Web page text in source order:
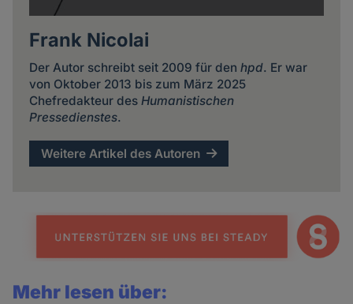
Frank Nicolai
Der Autor schreibt seit 2009 für den hpd. Er war
von Oktober 2013 bis zum März 2025
Chefredakteur des Humanistischen
Pressedienstes.
Weitere Artikel des Autoren
Mehr lesen über: